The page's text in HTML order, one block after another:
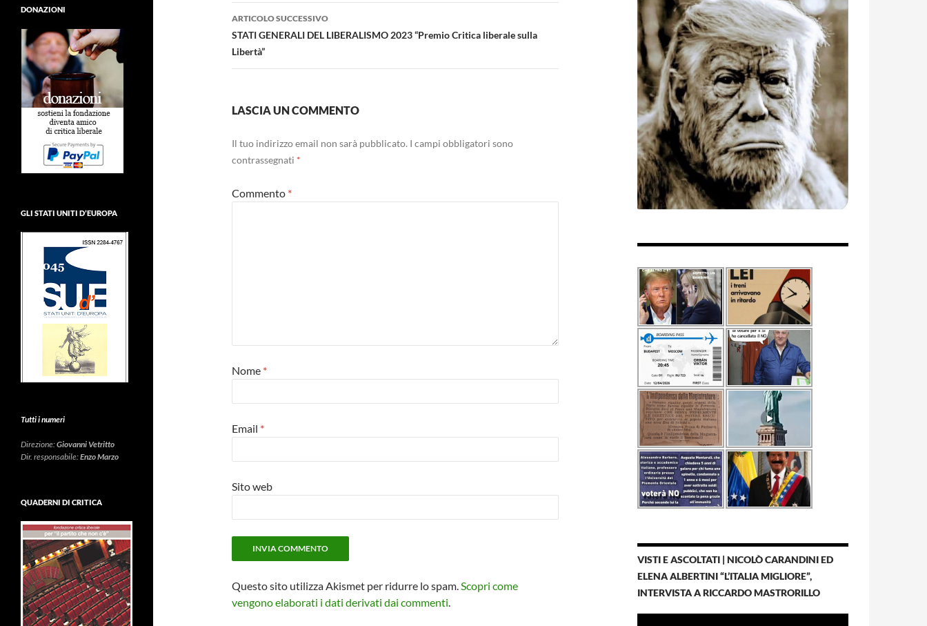
ARTICOLO SUCCESSIVO
STATI GENERALI DEL LIBERALISMO 2023 “Premio Critica liberale sulla
Libertà”
LASCIA UN COMMENTO
Il tuo indirizzo email non sarà pubblicato. I campi obbligatori sono
contrassegnati *
Commento *
Nome *
Email *
Sito web
Questo sito utilizza Akismet per ridurre lo spam.Scopri come
vengono elaborati i dati derivati dai commenti.
VISTI E ASCOLTATI | NICOLÒ CARANDINI ED
ELENA ALBERTINI “L’ITALIA MIGLIORE”,
INTERVISTA A RICCARDO MASTRORILLO
DONAZIONI
GLI STATI UNITI D’EUROPA
Tutti i numeri
Direzione:Giovanni Vetritto
Dir. responsabile:Enzo Marzo
QUADERNI DI CRITICA